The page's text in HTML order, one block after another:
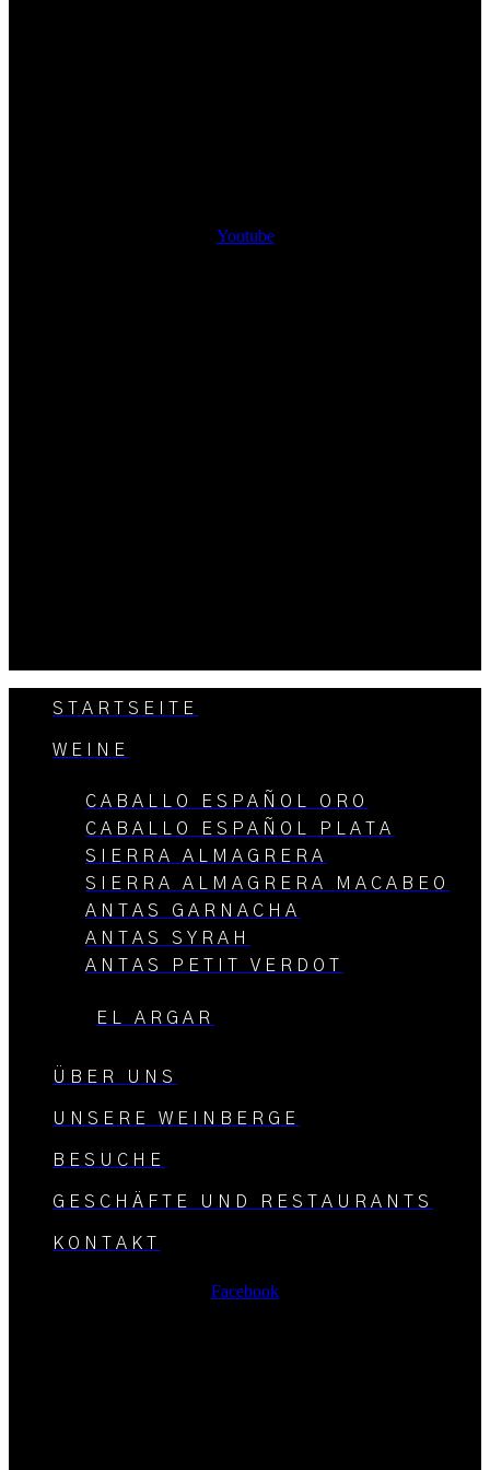
Youtube
STARTSEITE
WEINE
CABALLO ESPAÑOL ORO
CABALLO ESPAÑOL PLATA
SIERRA ALMAGRERA
SIERRA ALMAGRERA MACABEO
ANTAS GARNACHA
ANTAS SYRAH
ANTAS PETIT VERDOT
EL ARGAR
ÜBER UNS
UNSERE WEINBERGE
BESUCHE
GESCHÄFTE UND RESTAURANTS
KONTAKT
Facebook